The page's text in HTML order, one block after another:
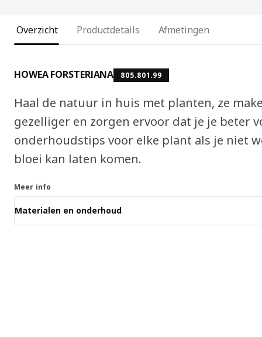
Overzicht Productdetails Afmetingen
HOWEA FORSTERIANA 805.801.99
Haal de natuur in huis met planten, ze
gezelliger en zorgen ervoor dat je je beter
onderhoudstips voor elke plant als je niet
bloei kan laten komen.
Meer info
Materialen en onderhoud